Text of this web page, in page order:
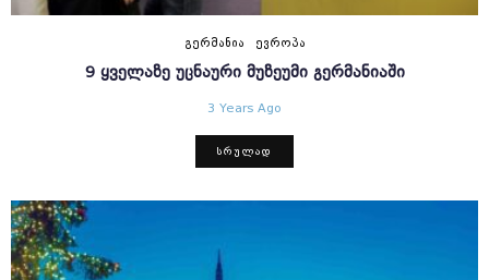
ᲒᲔᲠᲛᲐᲜᲘᲐ ᲔᲕᲠᲝᲞᲐ
9 ᲧᲕᲔᲚᲐᲖᲔ ᲣᲪᲜᲐᲣᲠᲘ ᲛᲣᲖᲔᲣᲛᲘ ᲒᲔᲠᲛᲐᲜᲘᲐᲨᲘ
3 Years Ago
ᲡᲠᲣᲚᲐᲓ